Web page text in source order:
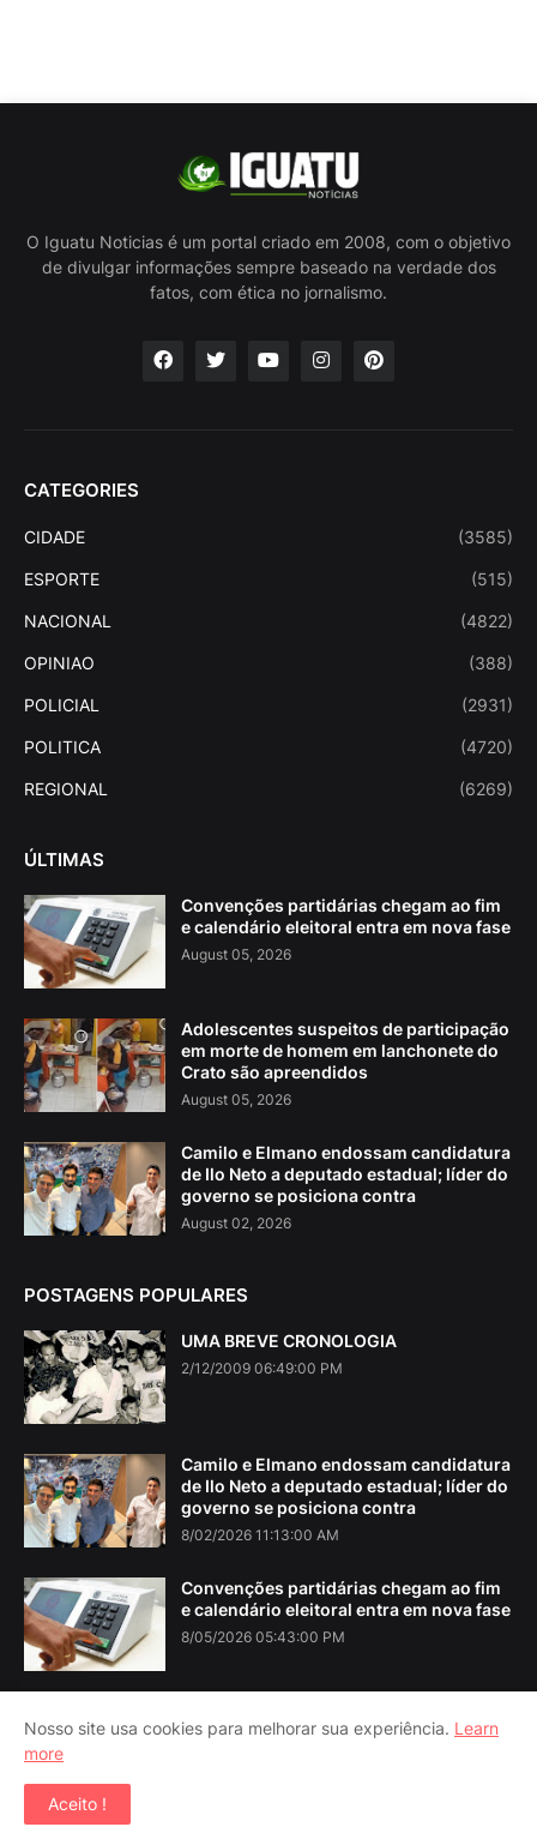
O Iguatu Noticias é um portal criado em 2008, com o objetivo
de divulgar informações sempre baseado na verdade dos
fatos, com ética no jornalismo.
CATEGORIES
CIDADE (3585)
ESPORTE (515)
NACIONAL (4822)
OPINIAO (388)
POLICIAL (2931)
POLITICA (4720)
REGIONAL (6269)
ÚLTIMAS
Convenções partidárias chegam ao fim
e calendário eleitoral entra em nova fase
August 05, 2026
Adolescentes suspeitos de participação
em morte de homem em lanchonete do
Crato são apreendidos
August 05, 2026
Camilo e Elmano endossam candidatura
de Ilo Neto a deputado estadual; líder do
governo se posiciona contra
August 02, 2026
POSTAGENS POPULARES
UMA BREVE CRONOLOGIA
2/12/2009 06:49:00 PM
Camilo e Elmano endossam candidatura
de Ilo Neto a deputado estadual; líder do
governo se posiciona contra
8/02/2026 11:13:00 AM
Convenções partidárias chegam ao fim
e calendário eleitoral entra em nova fase
8/05/2026 05:43:00 PM
Nosso site usa cookies para melhorar sua experiência. Learn
more
Aceito !